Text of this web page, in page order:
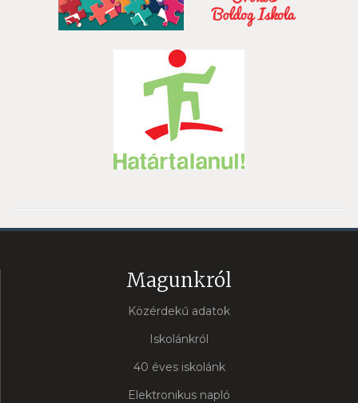
Magunkról
Közérdekű adatok
Iskolánkról
40 éves iskolánk
Elektronikus napló